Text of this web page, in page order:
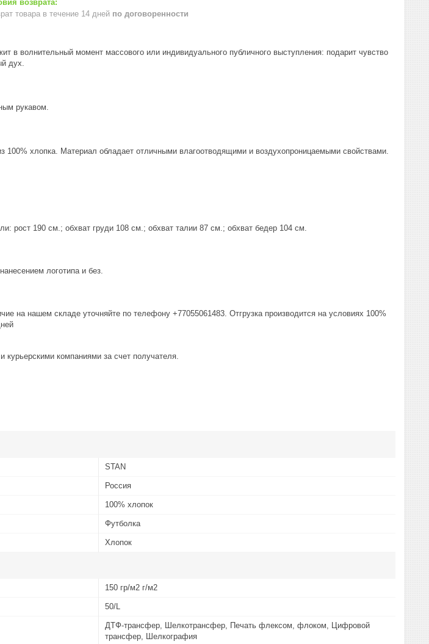
товара в течение 14 дней по договоренности
в волнительный момент массового или индивидуального публичного выступления: подарит чувство
дух.
рукавом.
100% хлопка. Материал обладает отличными влагоотводящими и воздухопроницаемыми свойствами.
рост 190 см.; обхват груди 108 см.; обхват талии 87 см.; обхват бедер 104 см.
логотипа и без.
на нашем складе уточняйте по телефону +77055061483. Отгрузка производится на условиях 100%
компаниями за счет получателя.
STAN
Россия
100% хлопок
Футболка
Хлопок
150 гр/м2 г/м2
50/L
ДТФ-трансфер, Шелкотрансфер, Печать флексом, флоком, Цифровой
трансфер, Шелкография